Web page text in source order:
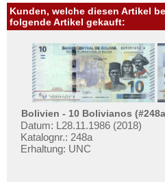
Kunden, welche diesen Artikel
folgende Artikel gekauft:
Bolivien - 10 Bolivianos
Datum: L28.11.1986 (2018)
Katalognr.: 248a
Erhaltung: UNC